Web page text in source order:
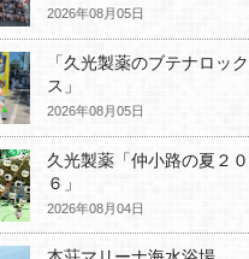
2026年08月05日
「久光製薬のブテナロッ
ス」
2026年08月05日
久光製薬「仲小路の夏２０
６」
2026年08月04日